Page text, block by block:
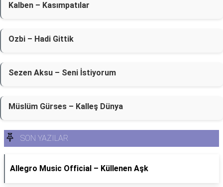
Kalben – Kasımpatılar
Ozbi – Hadi Gittik
Sezen Aksu – Seni İstiyorum
Müslüm Gürses – Kalleş Dünya
SON YAZILAR
Allegro Music Official – Küllenen Aşk